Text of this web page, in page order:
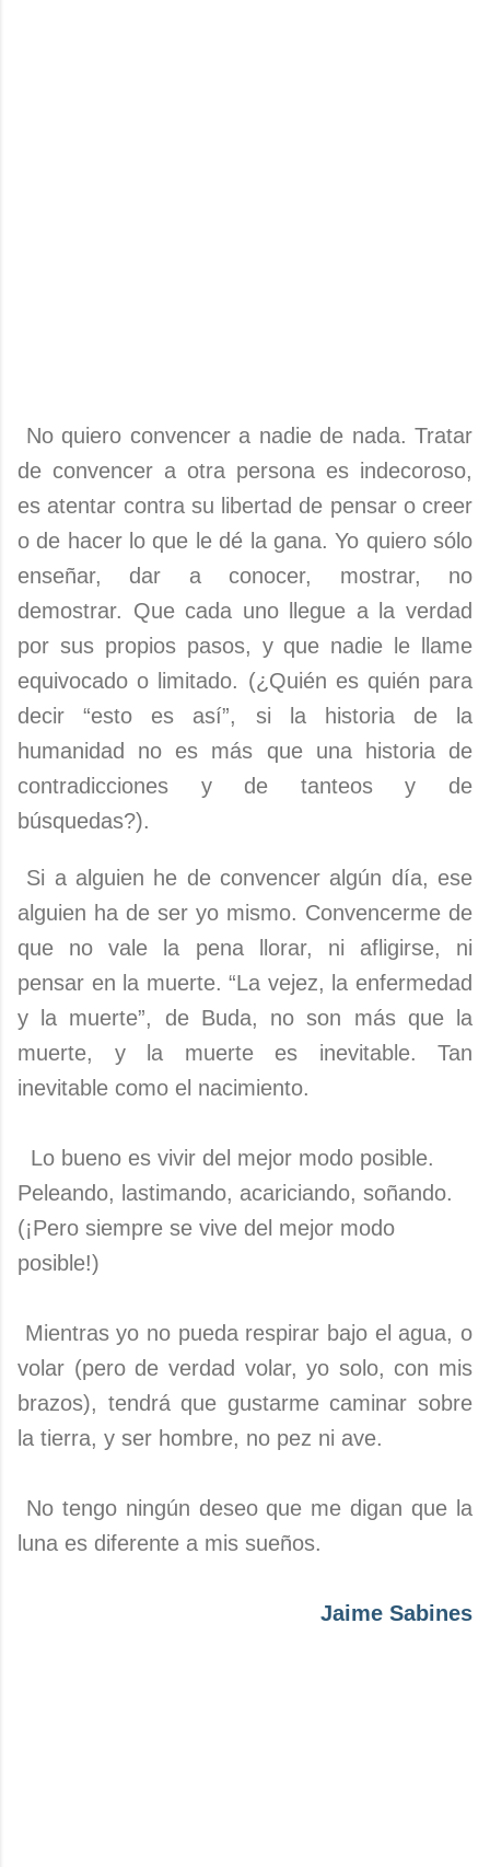
No quiero convencer a nadie de nada. Tratar
de convencer a otra persona es indecoroso,
es atentar contra su libertad de pensar o creer
o de hacer lo que le dé la gana. Yo quiero sólo
enseñar, dar a conocer, mostrar, no
demostrar. Que cada uno llegue a la verdad
por sus propios pasos, y que nadie le llame
equivocado o limitado. (¿Quién es quién para
decir “esto es así”, si la historia de la
humanidad no es más que una historia de
contradicciones y de tanteos y de
búsquedas?).
Si a alguien he de convencer algún día, ese
alguien ha de ser yo mismo. Convencerme de
que no vale la pena llorar, ni afligirse, ni
pensar en la muerte. “La vejez, la enfermedad
y la muerte”, de Buda, no son más que la
muerte, y la muerte es inevitable. Tan
inevitable como el nacimiento.
Lo bueno es vivir del mejor modo posible.
Peleando, lastimando, acariciando, soñando.
(¡Pero siempre se vive del mejor modo
posible!)
Mientras yo no pueda respirar bajo el agua, o
volar (pero de verdad volar, yo solo, con mis
brazos), tendrá que gustarme caminar sobre
la tierra, y ser hombre, no pez ni ave.
No tengo ningún deseo que me digan que la
luna es diferente a mis sueños.
Jaime Sabines